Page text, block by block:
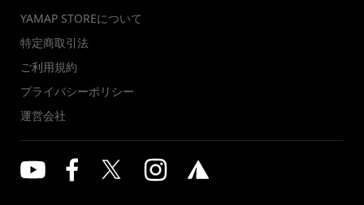
YAMAP STOREについて
特定商取引法
ご利用規約
プライバシーポリシー
運営会社